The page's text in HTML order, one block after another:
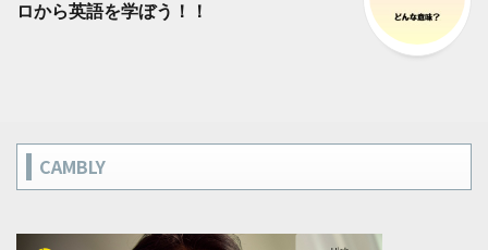
ロから英語を学ぼう！！
CAMBLY